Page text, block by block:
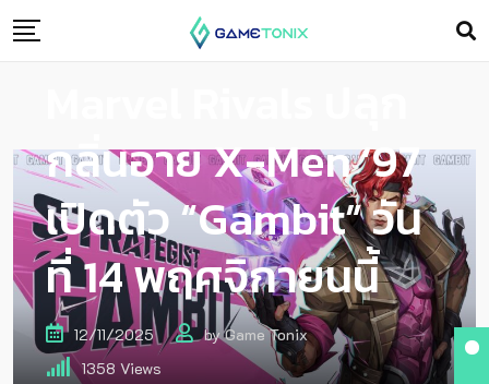
กลิ่นอาย X-Men ’97
เปิดตัว “Gambit” วัน
ที่ 14 พฤศจิกายนนี้
12/11/2025 byGame Tonix
1358 Views